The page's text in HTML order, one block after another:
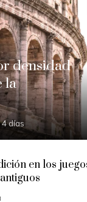
densidad
la
4 días
en los